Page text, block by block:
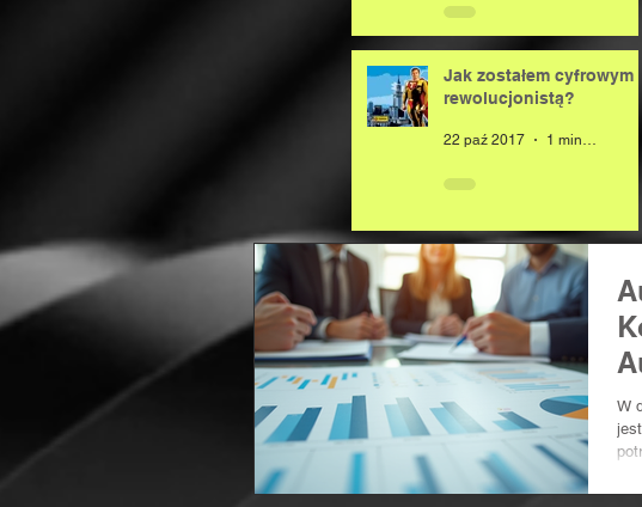
Jak zostałem cyfrowym
rewolucjonistą?
22 paź 2017 1 minut(y) czytania
W